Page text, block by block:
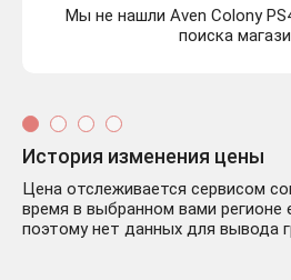
Мы не нашли Aven Colony
поиска
История изменения цены
Цена отслеживается сервисом
время в выбранном вами регионе
поэтому нет данных для вывода